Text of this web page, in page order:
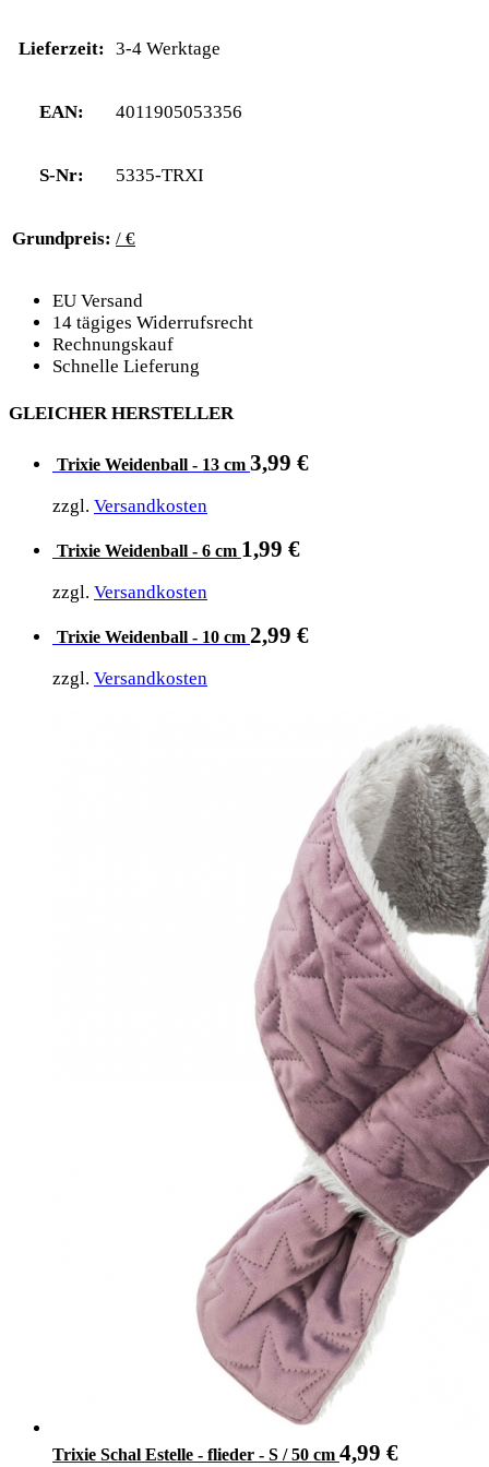
Lieferzeit: 3-4 Werktage
EAN: 4011905053356
S-Nr: 5335-TRXI
Grundpreis: / €
EU Versand
14 tägiges Widerrufsrecht
Rechnungskauf
Schnelle Lieferung
GLEICHER HERSTELLER
Trixie Weidenball - 13 cm 3,99 €
zzgl. Versandkosten
Trixie Weidenball - 6 cm 1,99 €
zzgl. Versandkosten
Trixie Weidenball - 10 cm 2,99 €
zzgl. Versandkosten
Trixie Schal Estelle - flieder - S / 50 cm 4,99 €